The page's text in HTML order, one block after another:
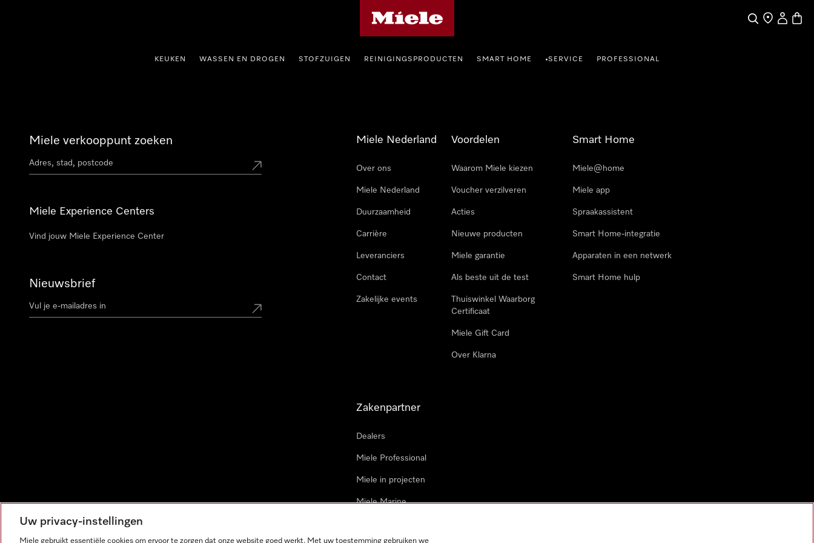
Wat zoek je?
Dealer zoeken
Mijn
KEUKEN WASSEN EN DROGEN STOFZUIGEN REINIGINGSPRODUCTEN SMART HOME •SERVICE PROFESSIONAL
Miele verkooppunt zoeken
Miele Experience Centers
Vind jouw Miele Experience Center
Nieuwsbrief
Miele Nederland
Over ons
Miele Nederland
Duurzaamheid
Carrière
Leveranciers
Contact
Zakelijke events
Voordelen
Waarom Miele kiezen
Voucher verzilveren
Acties
Nieuwe producten
Miele garantie
Als beste uit de test
Thuiswinkel Waarborg
Certificaat
Miele Gift Card
Over Klarna
Smart Home
Miele@home
Miele app
Spraakassistent
Smart Home-integratie
Apparaten in een netwerk
Smart Home hulp
Zakenpartner
Dealers
Miele Professional
Miele in projecten
Miele Marine
Uw privacy-instellingen
Miele gebruikt essentiële cookies om ervoor te zorgen dat onze website goed werkt. Met uw toestemming gebruiken we